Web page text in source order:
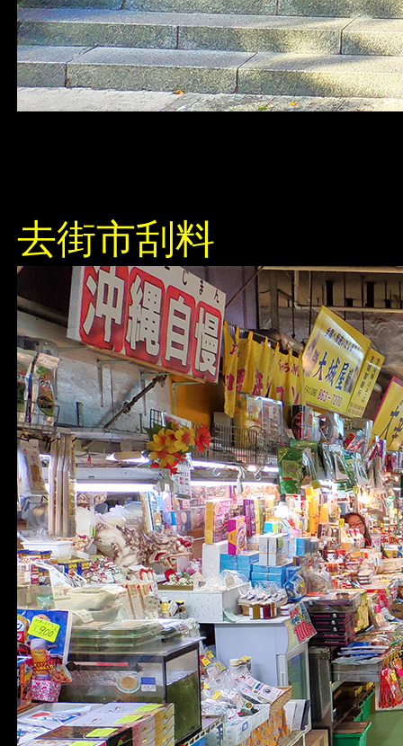
去街市刮料